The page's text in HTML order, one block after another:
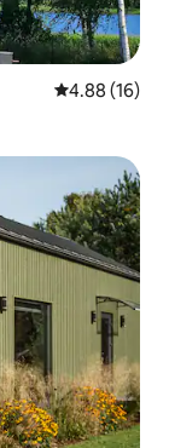
평점 4.88점(5
4.88 (16)